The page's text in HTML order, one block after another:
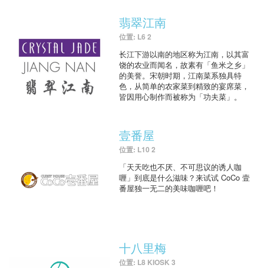
翡翠江南
位置: L6 2
长江下游以南的地区称为江南，以其富
饶的农业而闻名，故素有「鱼米之乡」
的美誉。宋朝时期，江南菜系独具特
色，从简单的农家菜到精致的宴席菜，
皆因用心制作而被称为「功夫菜」。
壹番屋
位置: L10 2
「天天吃也不厌、不可思议的诱人咖
喱」到底是什么滋味？来试试 CoCo 壹
番屋独一无二的美味咖喱吧！
十八里梅
位置: L8 KIOSK 3